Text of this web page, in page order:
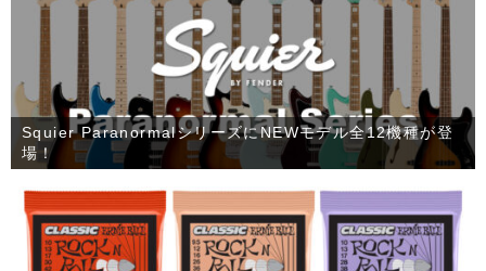
Squier ParanormalシリーズにNEWモデル全12機種が登
場！